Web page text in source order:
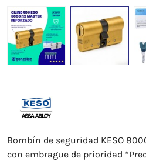
Bombín de seguridad KESO
con embrague de prioridad